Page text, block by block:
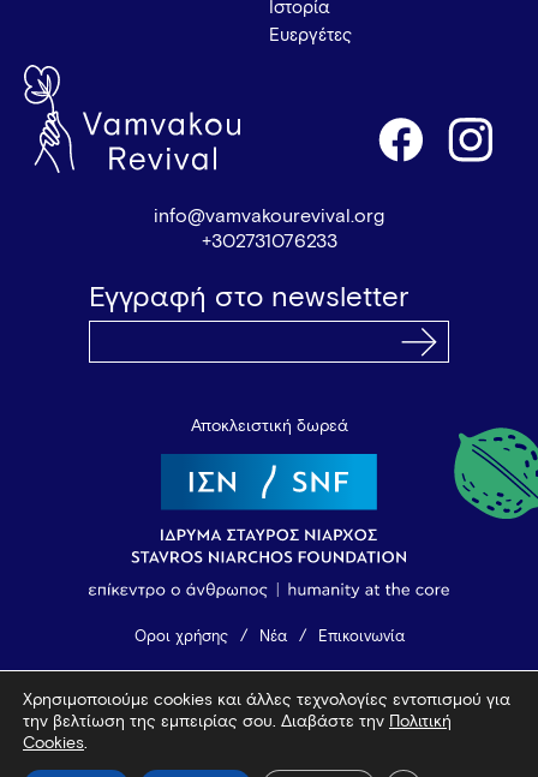
Ιστορία
Ευεργέτες
info@vamvakourevival.org
+302731076233
Εγγραφή στο newsletter
Αποκλειστική δωρεά
Όροι χρήσης Νέα Επικοινωνία
© 2026 Vamvakou Revival
Χρησιμοποιούμε cookies και άλλες τεχνολογίες εντοπισμού για
την βελτίωση της εμπειρίας σου. Διαβάστε την
Πολιτική
Cookies.